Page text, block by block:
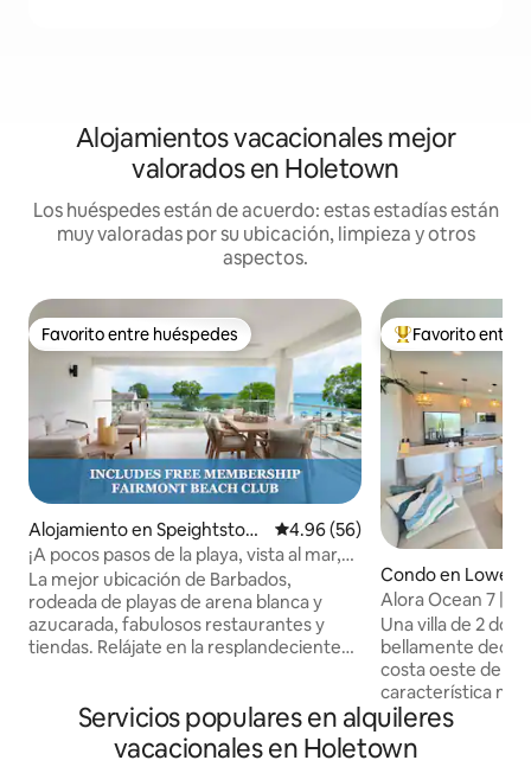
Alojamientos vacacionales mejor
valorados en Holetown
Los huéspedes están de acuerdo: estas estadías están
muy valoradas por su ubicación, limpieza y otros
aspectos.
Favorito entre huéspedes
Favorito entre huéspedes
Alojamiento en Speightstow
n
Calificación promedio: 4.96 de
4.96 (56)
¡A pocos pasos de la playa, vista al mar,
piscina y acceso al centro vacacional!
La mejor ubicación de Barbados,
rodeada de playas de arena blanca y
azucarada, fabulosos restaurantes y
tiendas. Relájate en la resplandeciente
espacioso santuario tropical. &#11088;
“¡Somos visitantes frecuentes de
Barbados y podemos decir
Favorito entre
Favorito entre
Condo en Lower
Alora Ocean 7 |
azotea y vista al
Una villa de 2
bellamente
costa oeste de
característica
Lounge, un
con piscina,
mar. Es el lugar
Servicios populares en alquileres
vacacionales en Holetown